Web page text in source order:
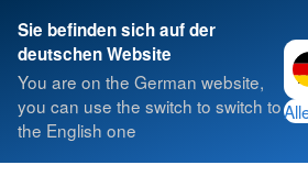
Sie befinden sich auf der
deutschen Website
You are on the German website,
you can use the switch to switch to
the English one